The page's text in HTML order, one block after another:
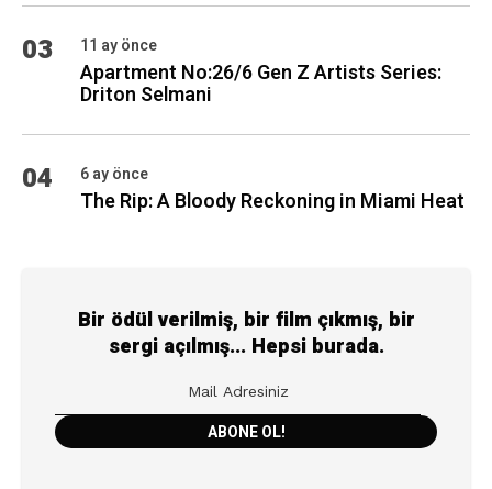
03 11 ay önce
Apartment No:26/6 Gen Z Artists Series:
Driton Selmani
04 6 ay önce
The Rip: A Bloody Reckoning in Miami Heat
Bir ödül verilmiş, bir film çıkmış, bir
sergi açılmış... Hepsi burada.